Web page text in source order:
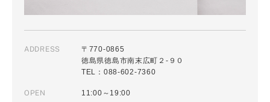
ADDRESS
〒770-0865
徳島県徳島市南末広町２-９０
TEL：088-602-7360
OPEN 11:00～19:00